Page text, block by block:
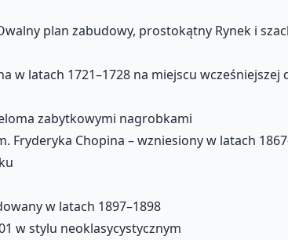
plan zabudowy, prostokątny Rynek i
w latach 1721–1728 na miejscu
zabytkowymi nagrobkami
Fryderyka Chopina – wzniesiony w latach
w latach 1897–1898
w stylu neoklasycystycznym